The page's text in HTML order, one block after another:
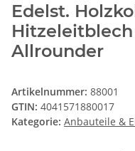
Edelst.
Allrounder
Artikelnummer: 88001
GTIN: 4041571880017
Kategorie: Anbauteile &